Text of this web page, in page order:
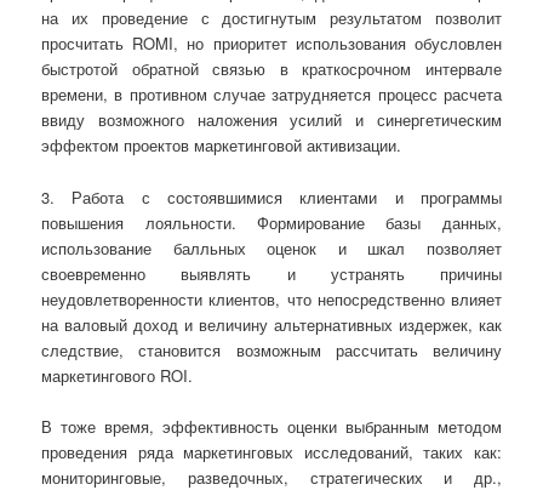
на их проведение с достигнутым результатом позволит
просчитать ROMI, но приоритет использования обусловлен
быстротой обратной связью в краткосрочном интервале
времени, в противном случае затрудняется процесс расчета
ввиду возможного наложения усилий и синергетическим
эффектом проектов маркетинговой активизации.
3. Работа с состоявшимися клиентами и программы
повышения лояльности. Формирование базы данных,
использование балльных оценок и шкал позволяет
своевременно выявлять и устранять причины
неудовлетворенности клиентов, что непосредственно влияет
на валовый доход и величину альтернативных издержек, как
следствие, становится возможным рассчитать величину
маркетингового ROI.
В тоже время, эффективность оценки выбранным методом
проведения ряда маркетинговых исследований, таких как:
мониторинговые, разведочных, стратегических и др.,